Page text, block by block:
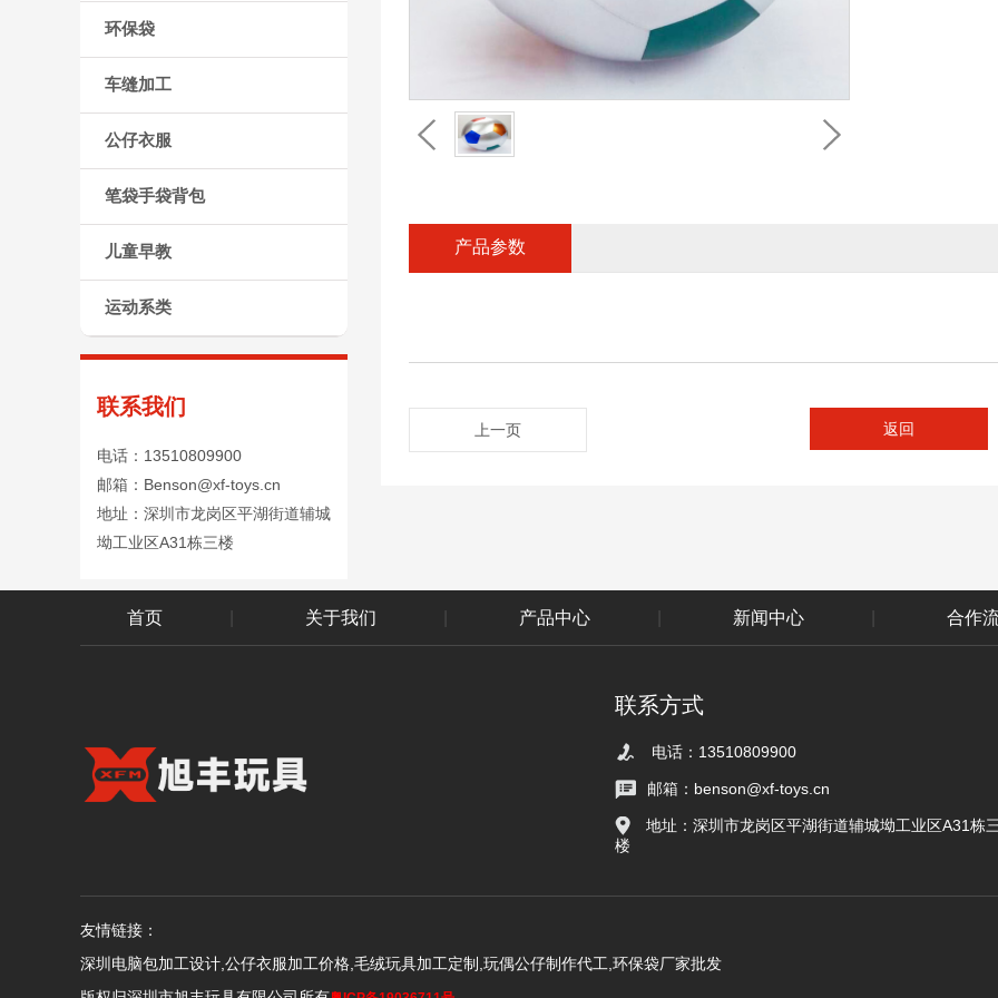
环保袋
车缝加工
公仔衣服
笔袋手袋背包
儿童早教
运动系类
联系我们
电话：13510809900
邮箱：Benson@xf-toys.cn
地址：深圳市龙岗区平湖街道辅城
坳工业区A31栋三楼
产品参数
上一页 返回
首页 关于我们 产品中心 新闻中心 合作
联系方式
电话：13510809900
邮箱：benson@xf-toys.cn
地址：深圳市龙岗区平湖街道辅城坳工业区A31栋
楼
友情链接：
深圳电脑包加工设计,公仔衣服加工价格,毛绒玩具加工定制,玩偶公仔制作代工,环保袋厂家批发